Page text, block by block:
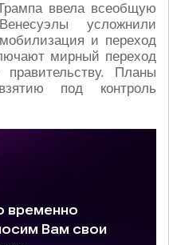
ввела всеобщую
усложнили
и переход
мирный переход
Планы
под контроль